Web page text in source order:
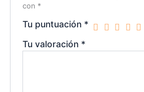
con *
Tu puntuación *
Tu valoración *